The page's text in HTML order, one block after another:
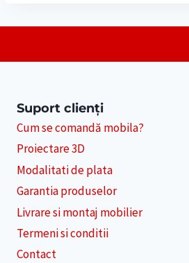
Suport clienți
Cum se comandă mobila?
Proiectare 3D
Modalitati de plata
Garantia produselor
Livrare si montaj mobilier
Termeni si conditii
Contact